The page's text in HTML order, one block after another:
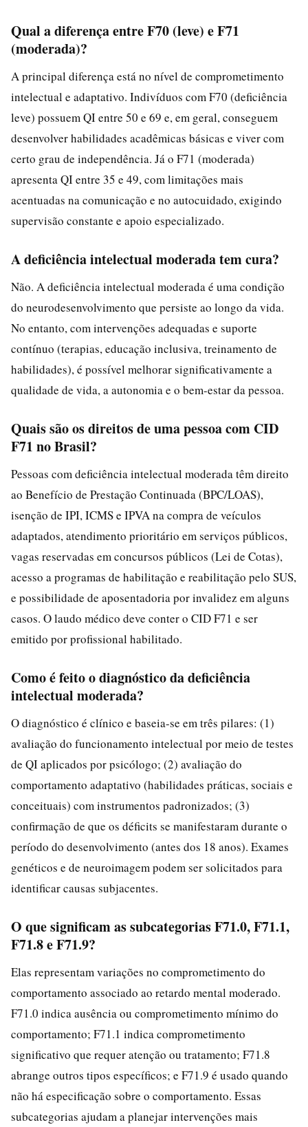
Qual a diferença entre F70 (leve) e F71
(moderada)?
A principal diferença está no nível de comprometimento
intelectual e adaptativo. Indivíduos com F70 (deficiência
leve) possuem QI entre 50 e 69 e, em geral, conseguem
desenvolver habilidades acadêmicas básicas e viver com
certo grau de independência. Já o F71 (moderada)
apresenta QI entre 35 e 49, com limitações mais
acentuadas na comunicação e no autocuidado, exigindo
supervisão constante e apoio especializado.
A deficiência intelectual moderada tem cura?
Não. A deficiência intelectual moderada é uma condição
do neurodesenvolvimento que persiste ao longo da vida.
No entanto, com intervenções adequadas e suporte
contínuo (terapias, educação inclusiva, treinamento de
habilidades), é possível melhorar significativamente a
qualidade de vida, a autonomia e o bem-estar da pessoa.
Quais são os direitos de uma pessoa com CID
F71 no Brasil?
Pessoas com deficiência intelectual moderada têm direito
ao Benefício de Prestação Continuada (BPC/LOAS),
isenção de IPI, ICMS e IPVA na compra de veículos
adaptados, atendimento prioritário em serviços públicos,
vagas reservadas em concursos públicos (Lei de Cotas),
acesso a programas de habilitação e reabilitação pelo SUS,
e possibilidade de aposentadoria por invalidez em alguns
casos. O laudo médico deve conter o CID F71 e ser
emitido por profissional habilitado.
Como é feito o diagnóstico da deficiência
intelectual moderada?
O diagnóstico é clínico e baseia-se em três pilares: (1)
avaliação do funcionamento intelectual por meio de testes
de QI aplicados por psicólogo; (2) avaliação do
comportamento adaptativo (habilidades práticas, sociais e
conceituais) com instrumentos padronizados; (3)
confirmação de que os déficits se manifestaram durante o
período do desenvolvimento (antes dos 18 anos). Exames
genéticos e de neuroimagem podem ser solicitados para
identificar causas subjacentes.
O que significam as subcategorias F71.0, F71.1,
F71.8 e F71.9?
Elas representam variações no comprometimento do
comportamento associado ao retardo mental moderado.
F71.0 indica ausência ou comprometimento mínimo do
comportamento; F71.1 indica comprometimento
significativo que requer atenção ou tratamento; F71.8
abrange outros tipos específicos; e F71.9 é usado quando
não há especificação sobre o comportamento. Essas
subcategorias ajudam a planejar intervenções mais